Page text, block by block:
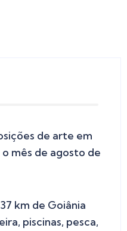
de arte em
mês de agosto de
km de Goiânia
piscinas, pesca,